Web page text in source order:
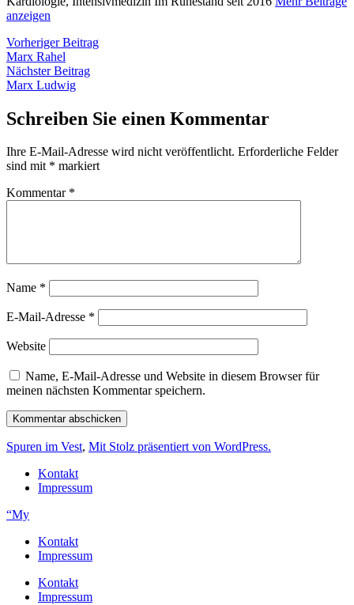
anzeigen
Beitragsnavigation
Vorheriger BeitragVorheriger
Marx Rahel
Nächster BeitragNächster
Marx Ludwig
Schreiben Sie einen Kommentar
Ihre E-Mail-Adresse wird nicht veröffentlicht. Erforderliche Felder
sind mit * markiert
Kommentar *
Name *
E-Mail-Adresse *
Website
Name, E-Mail-Adresse und Website in diesem Browser für
meinen nächsten Kommentar speichern.
Spuren im Vest, Mit Stolz präsentiert von WordPress.
Kontakt
Impressum
“My
Kontakt
Impressum
Kontakt
Impressum